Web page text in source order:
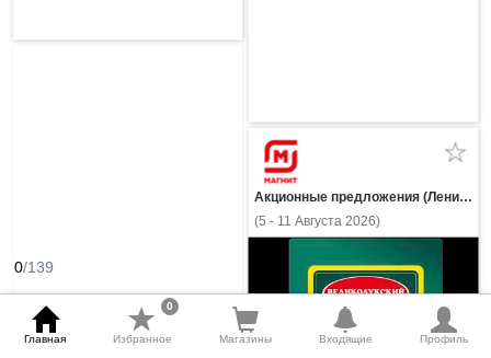
0/139
Акционные предложения (Ленинградская область)
(5 - 11 Августа 2026)
Главная Избранное
0
Магазины Входящие Профиль